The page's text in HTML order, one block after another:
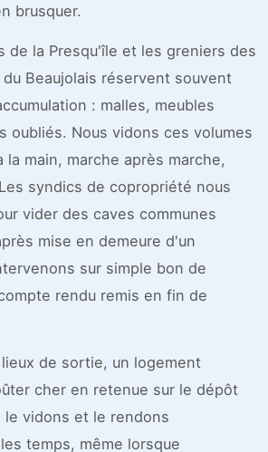
brusquer.
de la Presqu'île et les greniers des
Beaujolais réservent souvent
: malles, meubles
oubliés. Nous vidons ces volumes
main, marche après marche,
syndics de copropriété nous
vider des caves communes
mise en demeure d'un
sur simple bon de
rendu remis en fin de
de sortie, un logement
cher en retenue sur le dépôt
le vidons et le rendons
temps, même lorsque